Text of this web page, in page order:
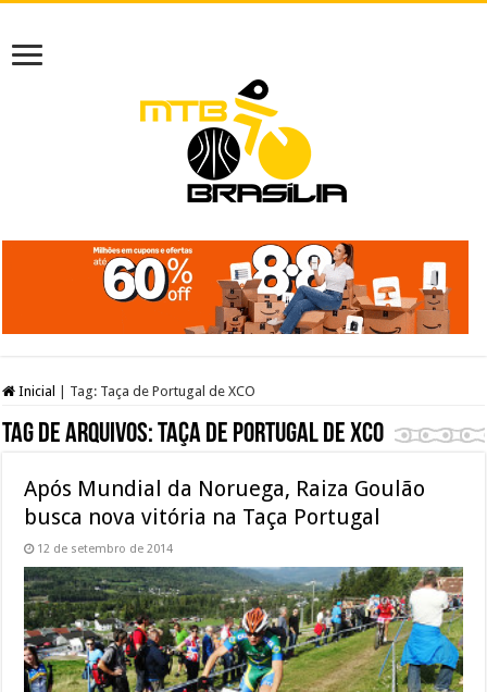
Inicial Tag: Taça de Portugal de XCO
Tag de arquivos:Taça de Portugal de XCO
Após Mundial da Noruega, Raiza Goulão
busca nova vitória na Taça Portugal
12 de setembro de 2014